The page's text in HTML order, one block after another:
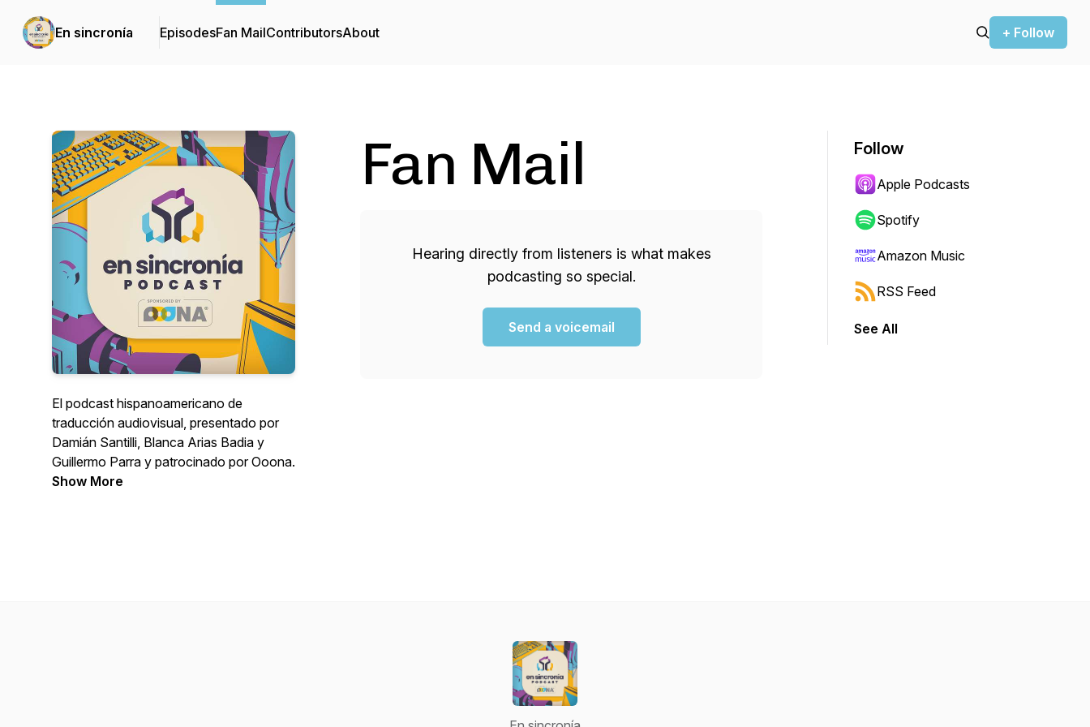
En sincronía EpisodesFan MailContributorsAbout + Follow
El podcast hispanoamericano de
traducción audiovisual, presentado por
Damián Santilli, Blanca Arias Badia y
Guillermo Parra y patrocinado por Ooona.
Show More
Fan Mail
Hearing directly from listeners is what makes
podcasting so special.
Send a voicemail
Follow
Apple Podcasts
Spotify
Amazon Music
RSS Feed
See All